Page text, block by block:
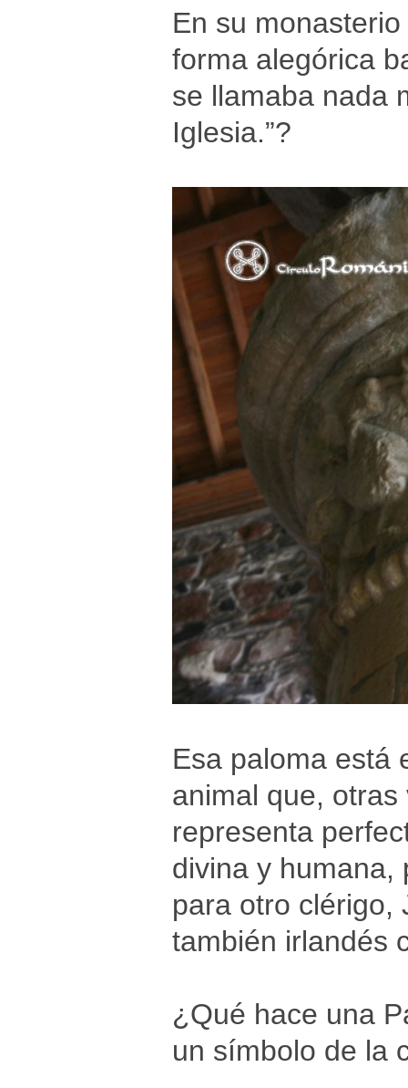
En su
forma alegórica
se llamaba nada
Iglesia.”?
Esa paloma está
animal que,
representa
divina y humana,
para otro clérigo,
también irlandés
¿Qué hace una
un símbolo de la